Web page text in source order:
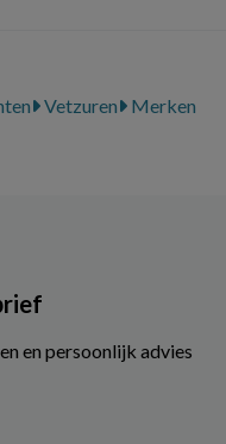
Vetzuren Merken
en persoonlijk advies